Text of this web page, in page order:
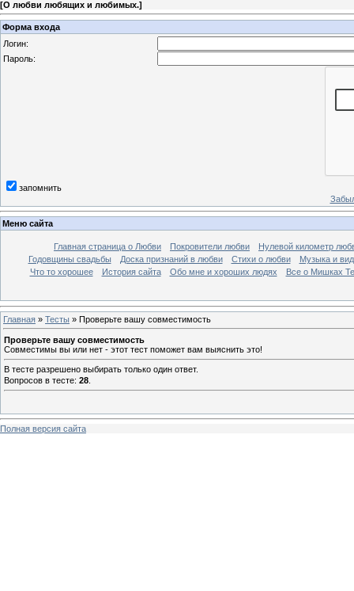
[О любви любящих и любимых.]
Форма входа
Логин:
Пароль:
запомнить
Меню сайта
Главная страница о Любви Покровители любви
Нулевой километр
Годовщины свадьбы
Доска признаний в любви Стихи о любви
Музыка и
Что то хорошее
История сайта Обо мне и хороших людях Все о Мишках
Главная » Тесты » Проверьте вашу совместимость
Проверьте вашу совместимость
Совместимы вы или нет - этот тест поможет вам выяснить это!
В тесте разрешено выбирать только один ответ.
Вопросов в тесте: 28
Полная версия сайта